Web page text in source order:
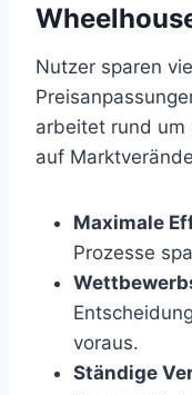
Nutzer sparen
arbeitet rund
auf
Maximale
Prozesse
voraus.
Ständige